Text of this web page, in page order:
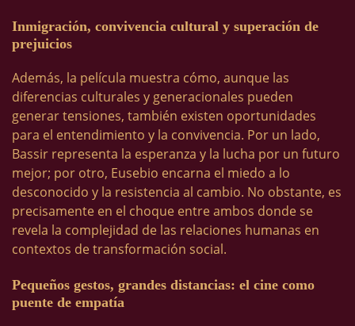
Inmigración, convivencia cultural y superación de
prejuicios
Además, la película muestra cómo, aunque las
diferencias culturales y generacionales pueden
generar tensiones, también existen oportunidades
para el entendimiento y la convivencia. Por un lado,
Bassir representa la esperanza y la lucha por un futuro
mejor; por otro, Eusebio encarna el miedo a lo
desconocido y la resistencia al cambio. No obstante, es
precisamente en el choque entre ambos donde se
revela la complejidad de las relaciones humanas en
contextos de transformación social.
Pequeños gestos, grandes distancias: el cine como
puente de empatía